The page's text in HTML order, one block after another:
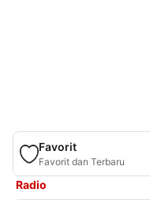
Favorit
Favorit dan Terbaru
Radio